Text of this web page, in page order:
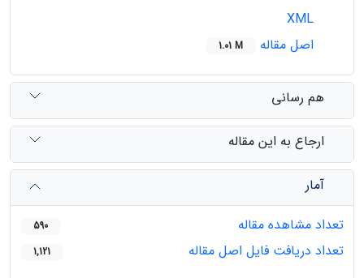
اصل مقاله
1.01 M
هم رسانی
ارجاع به این مقاله
آمار
تعداد مشاهده مقاله
590
تعداد دریافت فایل اصل مقاله 1,121